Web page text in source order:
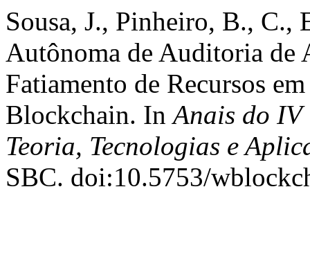
Sousa, J., Pinheiro, B.,
Autônoma de Auditoria de
Fatiamento de Recursos
Blockchain. InAnais do IV
Teoria, Tecnologias e
SBC. doi:10.5753/